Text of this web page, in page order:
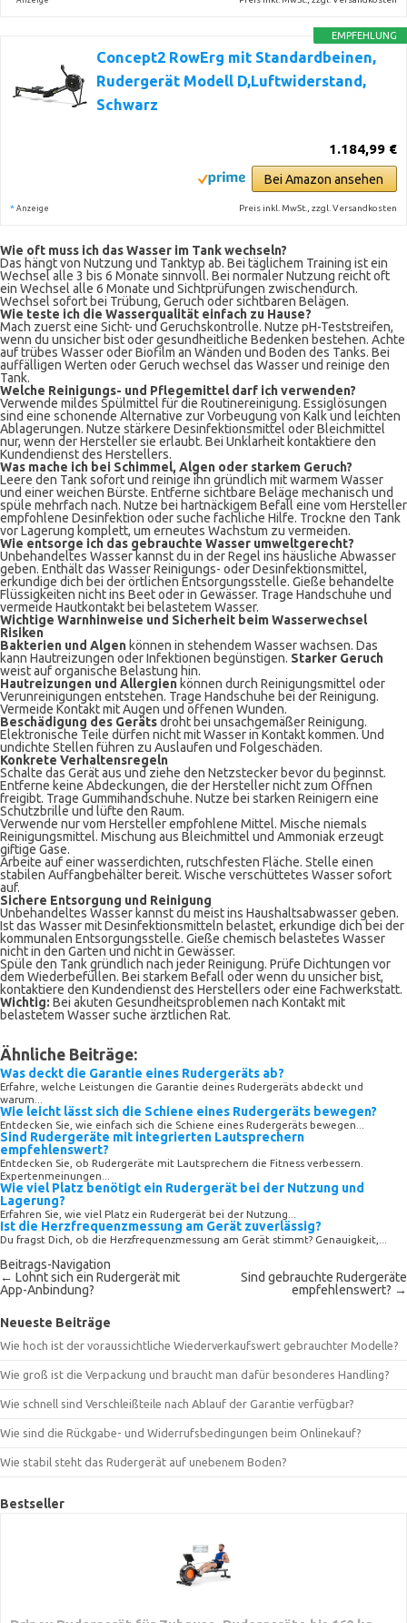
EMPFEHLUNG
Concept2 RowErg mit Standardbeinen,
Rudergerät Modell D,Luftwiderstand,
Schwarz
1.184,99 €
Bei Amazon ansehen
* Anzeige Preis inkl. MwSt., zzgl. Versandkosten
Wie oft muss ich das Wasser im Tank wechseln?
Das hängt von Nutzung und Tanktyp ab. Bei täglichem Training ist ein
Wechsel alle 3 bis 6 Monate sinnvoll. Bei normaler Nutzung reicht oft
ein Wechsel alle 6 Monate und Sichtprüfungen zwischendurch.
Wechsel sofort bei Trübung, Geruch oder sichtbaren Belägen.
Wie teste ich die Wasserqualität einfach zu Hause?
Mach zuerst eine Sicht- und Geruchskontrolle. Nutze pH-Teststreifen,
wenn du unsicher bist oder gesundheitliche Bedenken bestehen. Achte
auf trübes Wasser oder Biofilm an Wänden und Boden des Tanks. Bei
auffälligen Werten oder Geruch wechsel das Wasser und reinige den
Tank.
Welche Reinigungs- und Pflegemittel darf ich verwenden?
Verwende mildes Spülmittel für die Routine­reinigung. Essiglösungen
sind eine schonende Alternative zur Vorbeugung von Kalk und leichten
Ablagerungen. Nutze stärkere Desinfektionsmittel oder Bleichmittel
nur, wenn der Hersteller sie erlaubt. Bei Unklarheit kontaktiere den
Kundendienst des Herstellers.
Was mache ich bei Schimmel, Algen oder starkem Geruch?
Leere den Tank sofort und reinige ihn gründlich mit warmem Wasser
und einer weichen Bürste. Entferne sichtbare Beläge mechanisch und
spüle mehrfach nach. Nutze bei hartnäckigem Befall eine vom Hersteller
empfohlene Desinfektion oder suche fachliche Hilfe. Trockne den Tank
vor Lagerung komplett, um erneutes Wachstum zu vermeiden.
Wie entsorge ich das gebrauchte Wasser umweltgerecht?
Unbehandeltes Wasser kannst du in der Regel ins häusliche Abwasser
geben. Enthält das Wasser Reinigungs- oder Desinfektionsmittel,
erkundige dich bei der örtlichen Entsorgungsstelle. Gieße behandelte
Flüssigkeiten nicht ins Beet oder in Gewässer. Trage Handschuhe und
vermeide Hautkontakt bei belastetem Wasser.
Wichtige Warnhinweise und Sicherheit beim Wasserwechsel
Risiken
Bakterien und Algen können in stehendem Wasser wachsen. Das
kann Hautreizungen oder Infektionen begünstigen. Starker Geruch
weist auf organische Belastung hin.
Hautreizungen und Allergien können durch Reinigungsmittel oder
Verunreinigungen entstehen. Trage Handschuhe bei der Reinigung.
Vermeide Kontakt mit Augen und offenen Wunden.
Beschädigung des Gerätsdroht bei unsachgemäßer Reinigung.
Elektronische Teile dürfen nicht mit Wasser in Kontakt kommen. Und
undichte Stellen führen zu Auslaufen und Folgeschäden.
Konkrete Verhaltensregeln
Schalte das Gerät aus und ziehe den Netzstecker bevor du beginnst.
Entferne keine Abdeckungen, die der Hersteller nicht zum Öffnen
freigibt. Trage Gummihandschuhe. Nutze bei starken Reinigern eine
Schutzbrille und lüfte den Raum.
Verwende nur vom Hersteller empfohlene Mittel. Mische niemals
Reinigungsmittel. Mischung aus Bleichmittel und Ammoniak erzeugt
giftige Gase.
Arbeite auf einer wasserdichten, rutschfesten Fläche. Stelle einen
stabilen Auffangbehälter bereit. Wische verschüttetes Wasser sofort
auf.
Sichere Entsorgung und Reinigung
Unbehandeltes Wasser kannst du meist ins Haushaltsabwasser geben.
Ist das Wasser mit Desinfektionsmitteln belastet, erkundige dich bei der
kommunalen Entsorgungsstelle. Gieße chemisch belastetes Wasser
nicht in den Garten und nicht in Gewässer.
Spüle den Tank gründlich nach jeder Reinigung. Prüfe Dichtungen vor
dem Wiederbefüllen. Bei starkem Befall oder wenn du unsicher bist,
kontaktiere den Kundendienst des Herstellers oder eine Fachwerkstatt.
Wichtig: Bei akuten Gesundheitsproblemen nach Kontakt mit
belastetem Wasser suche ärztlichen Rat.
Ähnliche Beiträge:
Was deckt die Garantie eines Rudergeräts ab?
Erfahre, welche Leistungen die Garantie deines Rudergeräts abdeckt und
warum...
Wie leicht lässt sich die Schiene eines Rudergeräts bewegen?
Entdecken Sie, wie einfach sich die Schiene eines Rudergeräts bewegen...
Sind Rudergeräte mit integrierten Lautsprechern
empfehlenswert?
Entdecken Sie, ob Rudergeräte mit Lautsprechern die Fitness verbessern.
Expertenmeinungen...
Wie viel Platz benötigt ein Rudergerät bei der Nutzung und
Lagerung?
Erfahren Sie, wie viel Platz ein Rudergerät bei der Nutzung...
Ist die Herzfrequenzmessung am Gerät zuverlässig?
Du fragst Dich, ob die Herzfrequenzmessung am Gerät stimmt? Genauigkeit,...
Beitrags-Navigation
← Lohnt sich ein Rudergerät mit
App-Anbindung?
Sind gebrauchte Rudergeräte
empfehlenswert? →
Neueste Beiträge
Wie hoch ist der voraussichtliche Wiederverkaufswert gebrauchter Modelle?
Wie groß ist die Verpackung und braucht man dafür besonderes Handling?
Wie schnell sind Verschleißteile nach Ablauf der Garantie verfügbar?
Wie sind die Rückgabe- und Widerrufsbedingungen beim Onlinekauf?
Wie stabil steht das Rudergerät auf unebenem Boden?
Bestseller